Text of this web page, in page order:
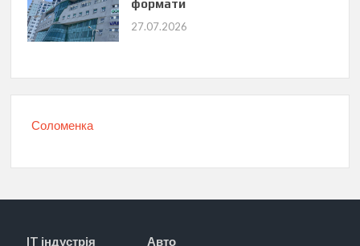
формати
27.07.2026
Соломенка
IT індустрія
Авто